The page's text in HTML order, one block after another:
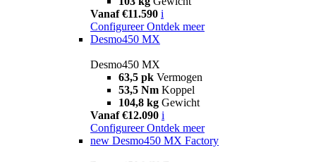
Vanaf €11.590 i
Configureer Ontdek meer
Desmo450 MX
Desmo450 MX
63,5 pk Vermogen
53,5 Nm Koppel
104,8 kg Gewicht
Vanaf €12.090 i
Configureer Ontdek meer
new Desmo450 MX Factory